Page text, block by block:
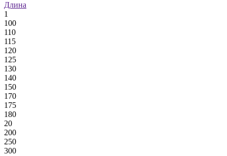
Длина
1
100
110
115
120
125
130
140
150
170
175
180
20
200
250
300